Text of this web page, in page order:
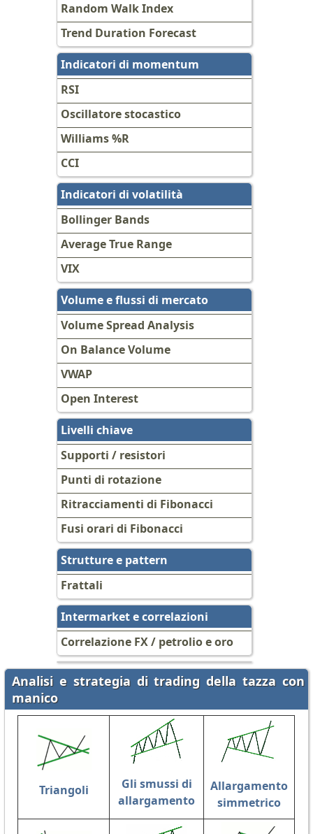
Random Walk Index
Trend Duration Forecast
Indicatori di momentum
RSI
Oscillatore stocastico
Williams %R
CCI
Indicatori di volatilità
Bollinger Bands
Average True Range
VIX
Volume e flussi di mercato
Volume Spread Analysis
On Balance Volume
VWAP
Open Interest
Livelli chiave
Supporti / resistori
Punti di rotazione
Ritracciamenti di Fibonacci
Fusi orari di Fibonacci
Strutture e pattern
Frattali
Intermarket e correlazioni
Correlazione FX / petrolio e oro
Analisi e strategia di trading della tazza con
manico
Triangoli
Gli smussi di
allargamento
Allargamento
simmetrico